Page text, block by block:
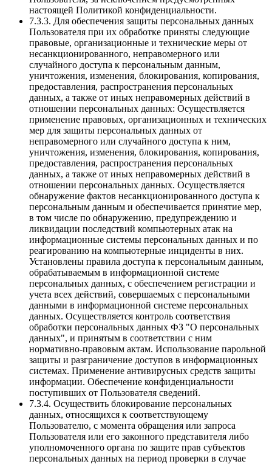
настоящей Политикой конфиденциальности.
7.3.3. Для обеспечения защиты персональных данных
Пользователя при их обработке приняты следующие
правовые, организационные и технические меры от
несанкционированного, неправомерного или
случайного доступа к персональным данным,
уничтожения, изменения, блокирования, копирования,
предоставления, распространения персональных
данных, а также от иных неправомерных действий в
отношении персональных данных: Осуществляется
применение правовых, организационных и технических
мер для защиты персональных данных от
неправомерного или случайного доступа к ним,
уничтожения, изменения, блокирования, копирования,
предоставления, распространения персональных
данных, а также от иных неправомерных действий в
отношении персональных данных. Осуществляется
обнаружение фактов несанкционированного доступа к
персональным данным и обеспечивается принятие мер,
в том числе по обнаружению, предупреждению и
ликвидации последствий компьютерных атак на
информационные системы персональных данных и по
реагированию на компьютерные инциденты в них.
Установлены правила доступа к персональным данным,
обрабатываемым в информационной системе
персональных данных, с обеспечением регистрации и
учета всех действий, совершаемых с персональными
данными в информационной системе персональных
данных. Осуществляется контроль соответствия
обработки персональных данных ФЗ "О персональных
данных", и принятым в соответствии с ним
нормативно-правовым актам. Использование парольной
защиты и разграничение доступов в информационных
системах. Применение антивирусных средств защиты
информации. Обеспечение конфиденциальности
поступивших от Пользователя сведений.
7.3.4. Осуществить блокирование персональных
данных, относящихся к соответствующему
Пользователю, с момента обращения или запроса
Пользователя или его законного представителя либо
уполномоченного органа по защите прав субъектов
персональных данных на период проверки в случае